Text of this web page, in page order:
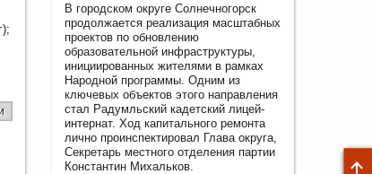
В городском округе Солнечногорск
продолжается реализация масштабных
проектов по обновлению
образовательной инфраструктуры,
инициированных жителями в рамках
Народной программы. Одним из
ключевых объектов этого направления
стал Радумльский кадетский лицей-
интернат. Ход капитального ремонта
лично проинспектировал Глава округа,
Секретарь местного отделения партии
Константин Михальков.